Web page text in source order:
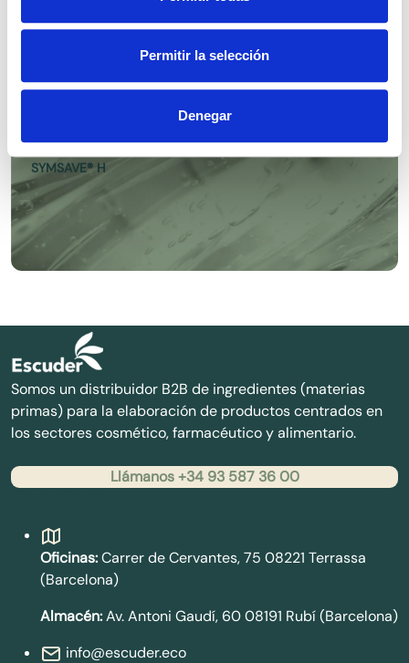
Permitir la selección
Denegar
SYMSAVE® H
Somos un distribuidor B2B de ingredientes (materias
primas) para la elaboración de productos centrados en
los sectores cosmético, farmacéutico y alimentario.
Llámanos +34 93 587 36 00
Oficinas:Carrer de Cervantes, 75 08221 Terrassa
(Barcelona)
Almacén:Av. Antoni Gaudí, 60 08191 Rubí (Barcelona)
info@escuder.eco